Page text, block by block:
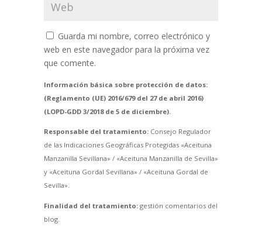
Guarda mi nombre, correo electrónico y
web en este navegador para la próxima vez
que comente.
Información básica sobre protección de datos:
(Reglamento (UE) 2016/679 del 27 de abril 2016)
(LOPD-GDD 3/2018 de 5 de diciembre).
Responsable del tratamiento:Consejo Regulador
de las Indicaciones Geográficas Protegidas «Aceituna
Manzanilla Sevillana» / «Aceituna Manzanilla de Sevilla»
y «Aceituna Gordal Sevillana» / «Aceituna Gordal de
Sevilla».
Finalidad del tratamiento:gestión comentarios del
blog.